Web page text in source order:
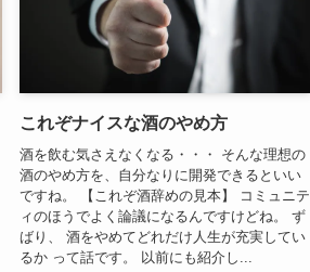
これぞナイスな酒のやめ方
酒を飲む気さえなくなる・・・ そんな理想の
酒のやめ方を、自分なりに開発できるといい
ですね。 【これぞ酒辞めの見本】 コミュニテ
ィのほうでよく論議になるんですけどね。 ず
ばり、 酒をやめてどれだけ人生が充実してい
るか って話です。 以前にも紹介し...